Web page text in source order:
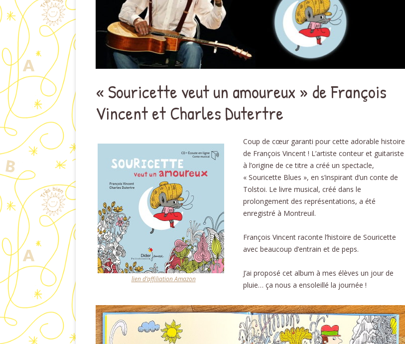
« Souricette veut un amoureux » de François
Vincent et Charles Dutertre
lien d’affiliation Amazon
Coup de cœur garanti pour cette adorable histoire
de François Vincent ! L’artiste conteur et guitariste
à l’origine de ce titre a créé un spectacle,
« Souricette Blues », en s’inspirant d’un conte de
Tolstoi. Le livre musical, créé dans le
prolongement des représentations, a été
enregistré à Montreuil.
François Vincent raconte l’histoire de Souricette
avec beaucoup d’entrain et de peps.
J’ai proposé cet album à mes élèves un jour de
pluie… ça nous a ensoleillé la journée !